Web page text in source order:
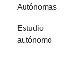
Autónomas
Estudio
autónomo